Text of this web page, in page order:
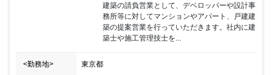
建築の請負営業として、デベロッパーや設計事
務所等に対してマンションやアパート、戸建建
築の提案営業を行っていただきます。社内に建
築士や施工管理技士を...
<勤務地> 東京都